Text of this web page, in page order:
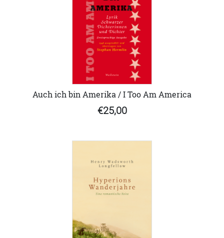
Auch ich bin Amerika / I Too Am America
€25,00